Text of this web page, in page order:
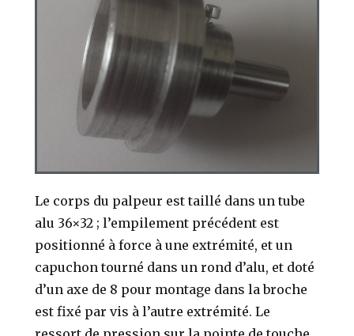
Le corps du palpeur est taillé dans un tube
alu 36×32 ; l’empilement précédent est
positionné à force à une extrémité, et un
capuchon tourné dans un rond d’alu, et doté
d’un axe de 8 pour montage dans la broche
est fixé par vis à l’autre extrémité. Le